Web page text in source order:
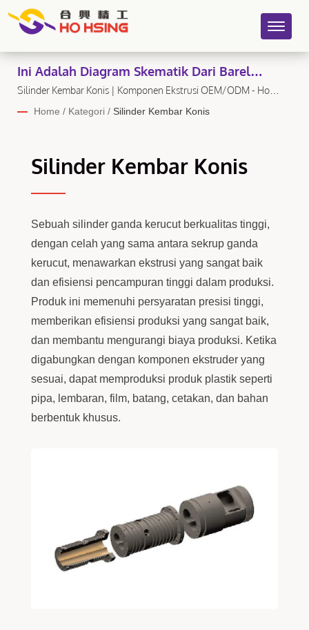
Ini Adalah Diagram Skematik Dari Barel
Kembar Kerucut
Silinder Kembar Konis | Komponen Ekstrusi OEM/ODM - Ho
Home / Kategori / Silinder Kembar Konis
Silinder Kembar Konis
Sebuah silinder ganda kerucut berkualitas tinggi,
dengan celah yang sama antara sekrup ganda
kerucut, menawarkan ekstrusi yang sangat baik
dan efisiensi pencampuran tinggi dalam produksi.
Produk ini memenuhi persyaratan presisi tinggi,
memberikan efisiensi produksi yang sangat baik,
dan membantu mengurangi biaya produksi. Ketika
digabungkan dengan komponen ekstruder yang
sesuai, dapat memproduksi produk plastik seperti
pipa, lembaran, film, batang, cetakan, dan bahan
berbentuk khusus.